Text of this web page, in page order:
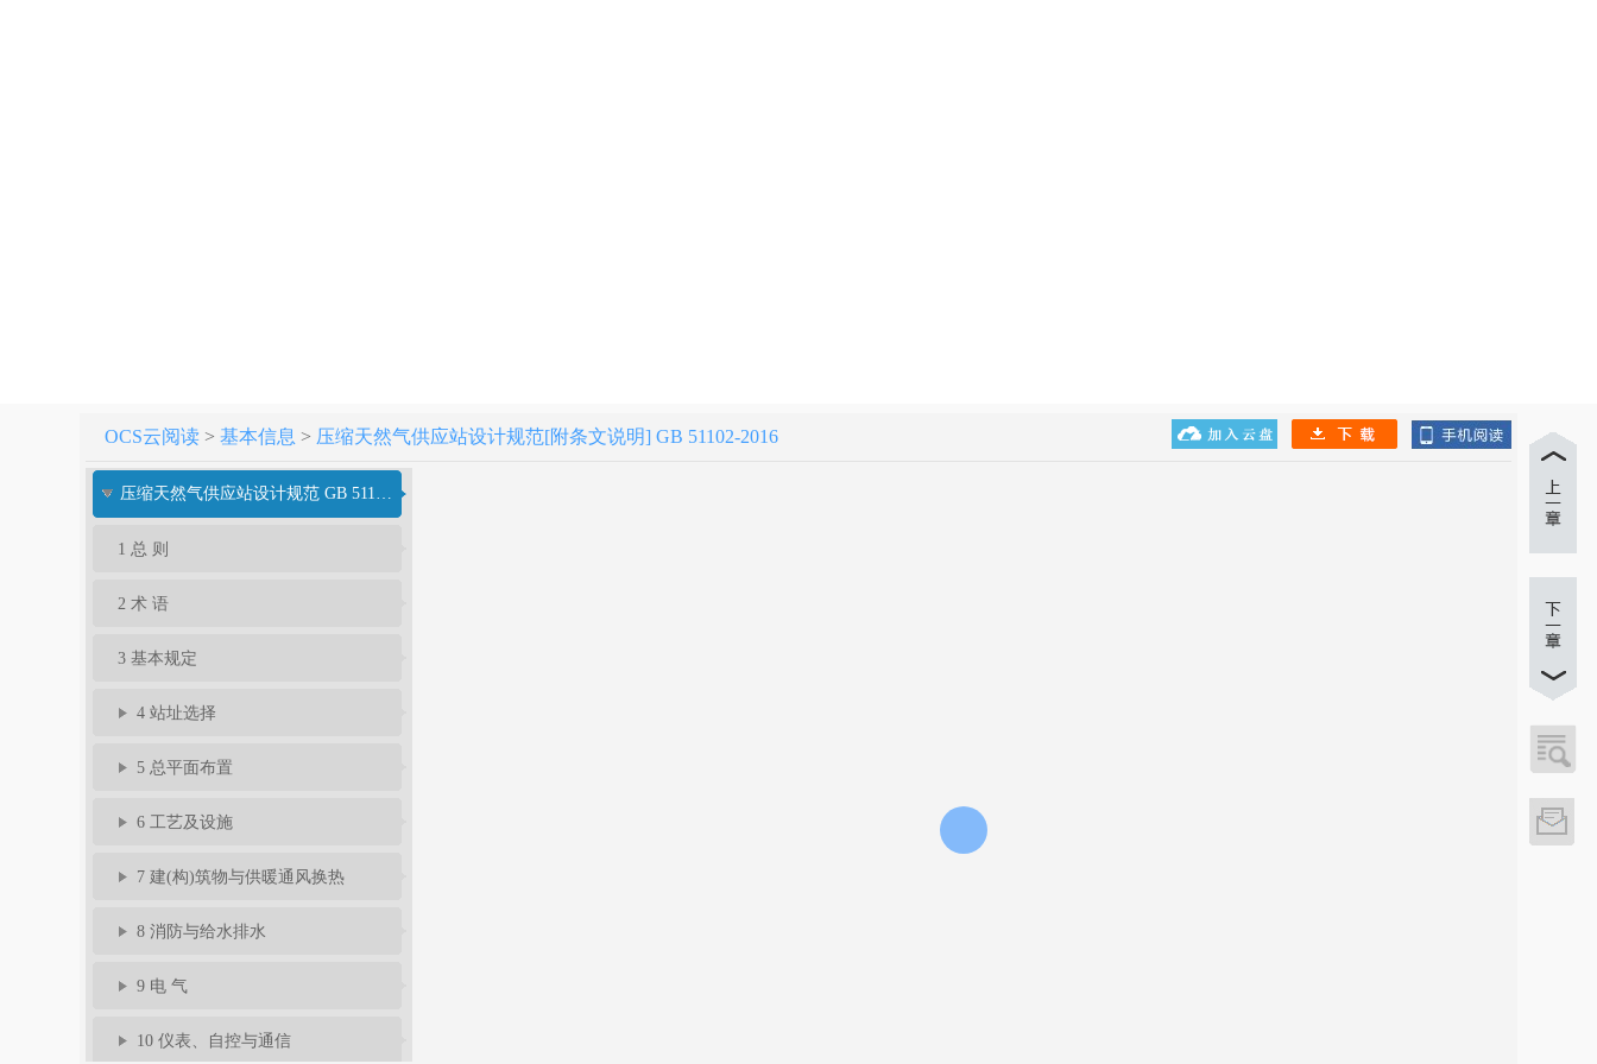
OCS云阅读 > 基本信息 > 压缩天然气供应站设计规范[附条文说明] GB 51102-2016
压缩天然气供应站设计规范 GB 51102-2016
1 总 则
2 术 语
3 基本规定
4 站址选择
5 总平面布置
6 工艺及设施
7 建(构)筑物与供暖通风换热
8 消防与给水排水
9 电 气
10 仪表、自控与通信